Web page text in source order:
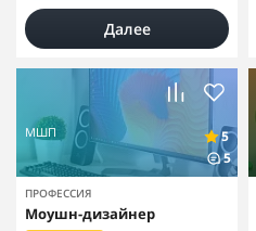
Далее
МШП
5
5
ПРОФЕССИЯ
Моушн-дизайнер